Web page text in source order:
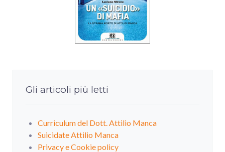
Gli articoli più letti
Curriculum del Dott. Attilio Manca
Suicidate Attilio Manca
Privacy e Cookie policy